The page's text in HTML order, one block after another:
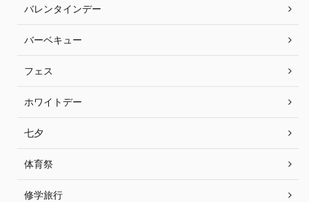
バレンタインデー
バーベキュー
フェス
ホワイトデー
七夕
体育祭
修学旅行